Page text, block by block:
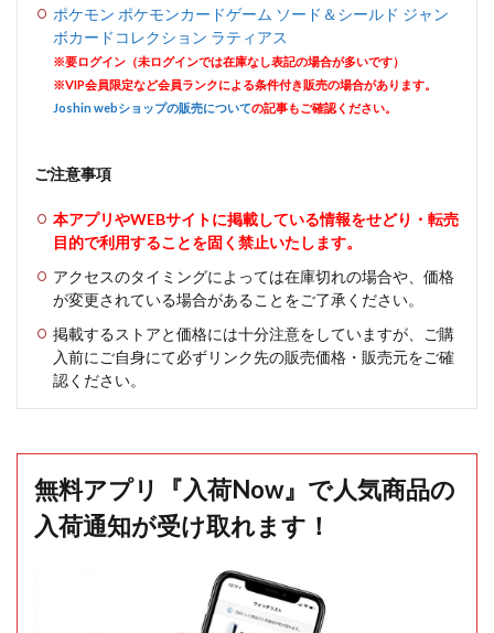
ポケモン ポケモンカードゲーム ソード＆シールド ジャン
ボカードコレクション ラティアス
※要ログイン（未ログインでは在庫なし表記の場合が多いです）
※VIP会員限定など会員ランクによる条件付き販売の場合があります。
Joshin webショップの販売についての記事もご確認ください。
ご注意事項
本アプリやWEBサイトに掲載している情報をせどり・転売
目的で利用することを固く禁止いたします。
アクセスのタイミングによっては在庫切れの場合や、価格
が変更されている場合があることをご了承ください。
掲載するストアと価格には十分注意をしていますが、ご購
入前にご自身にて必ずリンク先の販売価格・販売元をご確
認ください。
無料アプリ『入荷Now』で人気商品の
入荷通知が受け取れます！